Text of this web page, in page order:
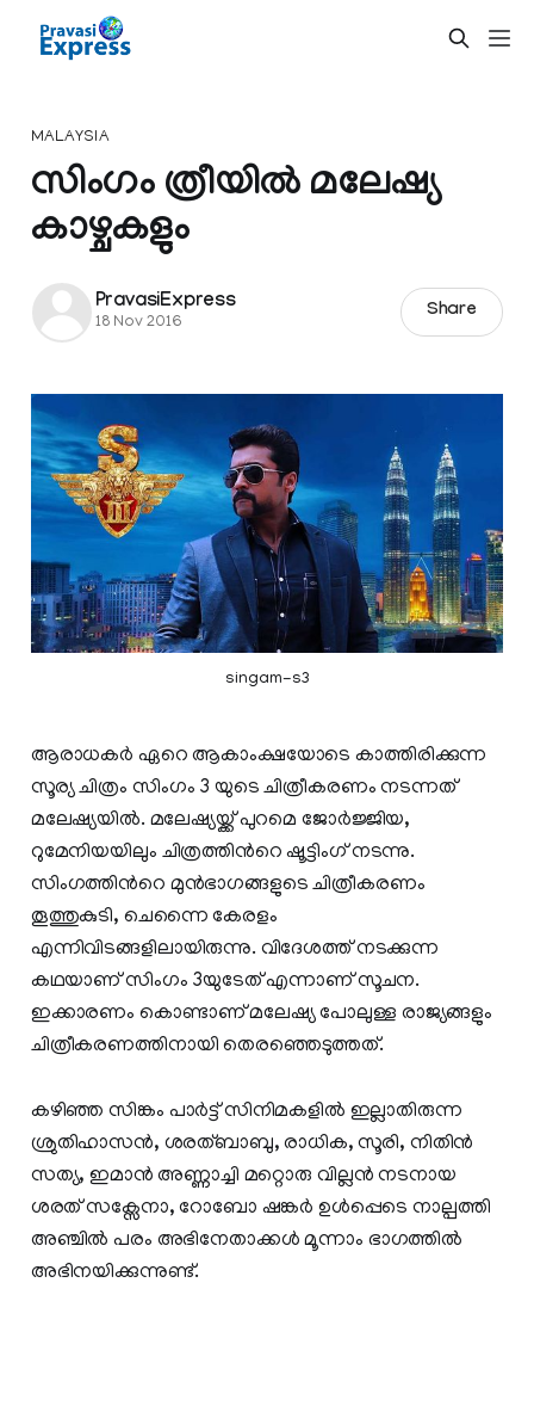
MALAYSIA
സിംഗം ത്രീയില്‍ മലേഷ്യ
കാഴ്ചകളും
PravasiExpress
18 Nov 2016
Share
singam-s3
ആരാധകര്‍ ഏറെ ആകാംക്ഷയോടെ കാത്തിരിക്കുന്ന
സൂര്യ ചിത്രം സിംഗം 3 യുടെ ചിത്രീകരണം നടന്നത്
മലേഷ്യയില്‍. മലേഷ്യയ്ക്ക് പുറമെ ജോര്‍ജ്ജിയ,
റുമേനിയയിലും ചിത്രത്തിന്‍റെ ഷൂട്ടിംഗ് നടന്നു.
സിംഗത്തിന്‍റെ മുന്‍ഭാഗങ്ങളുടെ ചിത്രീകരണം
തൂത്തുകുടി, ചെന്നൈ കേരളം
എന്നിവിടങ്ങളിലായിരുന്നു. വിദേശത്ത് നടക്കുന്ന
കഥയാണ് സിംഗം 3യുടേത് എന്നാണ് സൂചന.
ഇക്കാരണം കൊണ്ടാണ് മലേഷ്യ പോലുള്ള രാജ്യങ്ങളും
ചിത്രീകരണത്തിനായി തെരഞ്ഞെടുത്തത്.
കഴിഞ്ഞ സിങ്കം പാർട്ട് സിനിമകളിൽ ഇല്ലാതിരുന്ന
ശ്രുതിഹാസൻ, ശരത്ബാബു, രാധിക, സൂരി, നിതിൻ
സത്യ, ഇമാൻ അണ്ണാച്ചി മറ്റൊരു വില്ലൻ നടനായ
ശരത് സക്സേനാ, റോബോ ഷങ്കർ ഉൾപ്പെടെ നാല്പത്തി
അഞ്ചിൽ പരം അഭിനേതാക്കൾ മൂന്നാം ഭാഗത്തില്‍
അഭിനയിക്കുന്നുണ്ട്.